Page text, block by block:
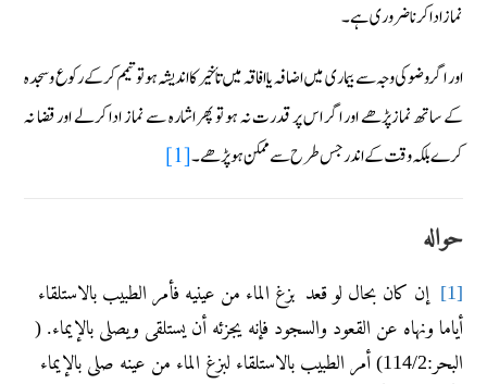
نماز ادا کرنا ضروری ہے۔
اور اگر وضو کی وجہ سے بیماری میں اضافہ یا افاقہ میں تأخیر کااندیشہ ہو تو تیمم کرکے رکوع وسجدہ
کے ساتھ نمازپڑھے اور اگر اس پر قدرت نہ ہو تو پھر اشارہ سے نماز ادا کرلے اور قضا نہ
کرے بلکہ وقت کے اندر جس طرح سے ممکن ہو پڑھے۔[1]
حواله
[1]
إن کان بحال لو قعد بزغ الماء من عينيه فأمر الطبيب بالاستلقاء
أياما ونهاه عن القعود والسجود فإنه يجزئه أن يستلقی ويصلی بالإيماء. (
البحر:114/2) أمر الطبيب بالاستلقاء لبزغ الماء من عينه صلی بالإيماء